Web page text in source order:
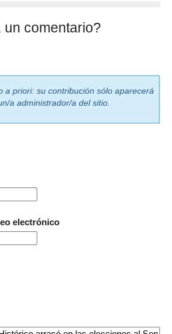
comentario?
a priori: su contribución sólo aparecerá
a administrador/a del sitio.
electrónico